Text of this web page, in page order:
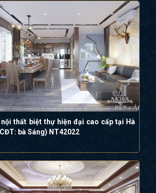
nội thất biệt thự hiện đại cao cấp tại Hà
bà Sáng) NT42022